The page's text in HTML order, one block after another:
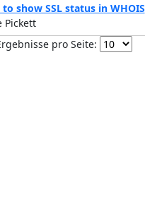
show SSL status in WHOIS
Pickett
pro Seite: